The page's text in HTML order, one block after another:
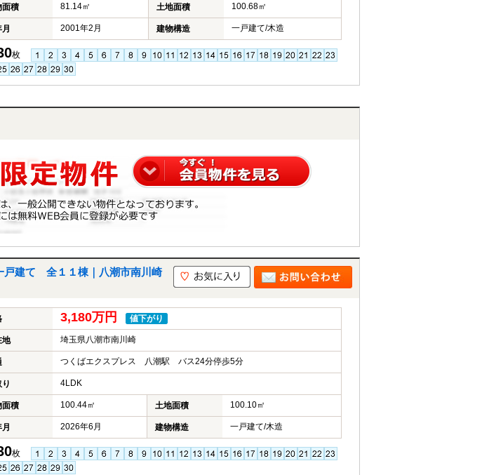
面積 81.14㎡ 土地面積 100.68㎡
2001年2月 建物構造 一戸建て/木造
枚
建て 全１１棟｜八潮市南川崎
3,180万円 値下がり
地 埼玉県八潮市南川崎
つくばエクスプレス 八潮駅 バス24分停歩5分
り 4LDK
面積 100.44㎡ 土地面積 100.10㎡
2026年6月 建物構造 一戸建て/木造
枚